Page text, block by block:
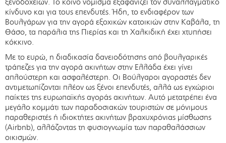
ξενοδοχείων. Το κοινό νόμισμα εξαφανίζει τον συναλλαγματικό
κίνδυνο και για τους επενδυτές. Ήδη, το ενδιαφέρον των
Βουλγάρων για την αγορά εξοχικών κατοικιών στην Καβάλα, τη
Θάσο, τα παράλια της Πιερίας και τη Χαλκιδική έχει χτυπήσει
κόκκινο.
Με το ευρώ, η διαδικασία δανειοδότησης από βουλγαρικές
τράπεζες για την αγορά ακινήτων στην Ελλάδα έχει γίνει
απλούστερη και ασφαλέστερη. Οι Βούλγαροι αγοραστές δεν
αντιμετωπίζονται πλέον ως ξένοι επενδυτές, αλλά ως εγχώριοι
παίκτες της ευρωπαϊκής αγοράς ακινήτων. Αυτό μετατρέπει ένα
μεγάλο κομμάτι των παραδοσιακών τουριστών σε μόνιμους
παραθεριστές ή ιδιοκτήτες ακινήτων βραχυχρόνιας μίσθωσης
(Airbnb), αλλάζοντας τη φυσιογνωμία των παραθαλάσσιων
οικισμών.